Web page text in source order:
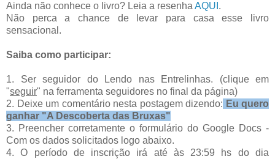
Ainda não conhece o livro? Leia a resenha AQUI .
Não perca a chance de levar para casa esse livro
sensacional.
Saiba como participar:
1. Ser seguidor do Lendo nas Entrelinhas. (clique em
"seguir" na ferramenta seguidores no final da página)
2. Deixe um comentário nesta postagem dizendo: Eu quero
ganhar "A Descoberta das Bruxas"
3. Preencher corretamente o formulário do Google Docs -
Com os dados solicitados logo abaixo.
4. O período de inscrição irá até às 23:59 hs do dia